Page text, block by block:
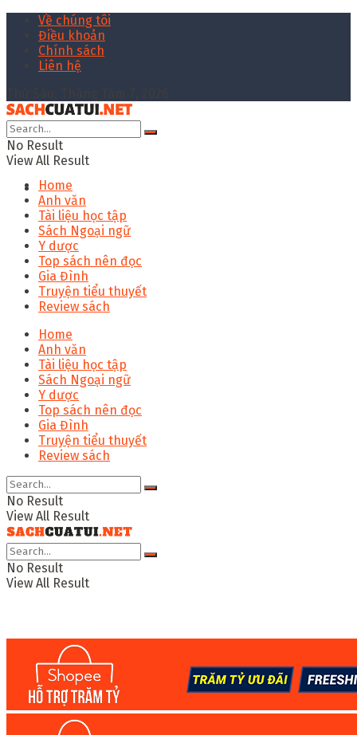
Về chúng tôi
Điều khoản
Chính sách
Liên hệ
No Result
View All Result
Home
Anh văn
Tài liệu học tập
Sách Ngoại ngữ
Y dược
Top sách nên đọc
Gia Đình
Truyện tiểu thuyết
Review sách
Home
Anh văn
Tài liệu học tập
Sách Ngoại ngữ
Y dược
Top sách nên đọc
Gia Đình
Truyện tiểu thuyết
Review sách
No Result
View All Result
No Result
View All Result